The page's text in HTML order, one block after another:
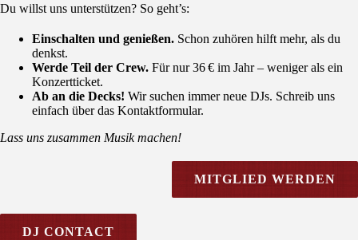
Du willst uns unterstützen? So geht’s:
Einschalten und genießen. Schon zuhören hilft mehr, als du
denkst.
Werde Teil der Crew. Für nur 36 € im Jahr – weniger als ein
Konzertticket.
Ab an die Decks! Wir suchen immer neue DJs. Schreib uns
einfach über das Kontaktformular.
Lass uns zusammen Musik machen!
MITGLIED WERDEN
DJ CONTACT